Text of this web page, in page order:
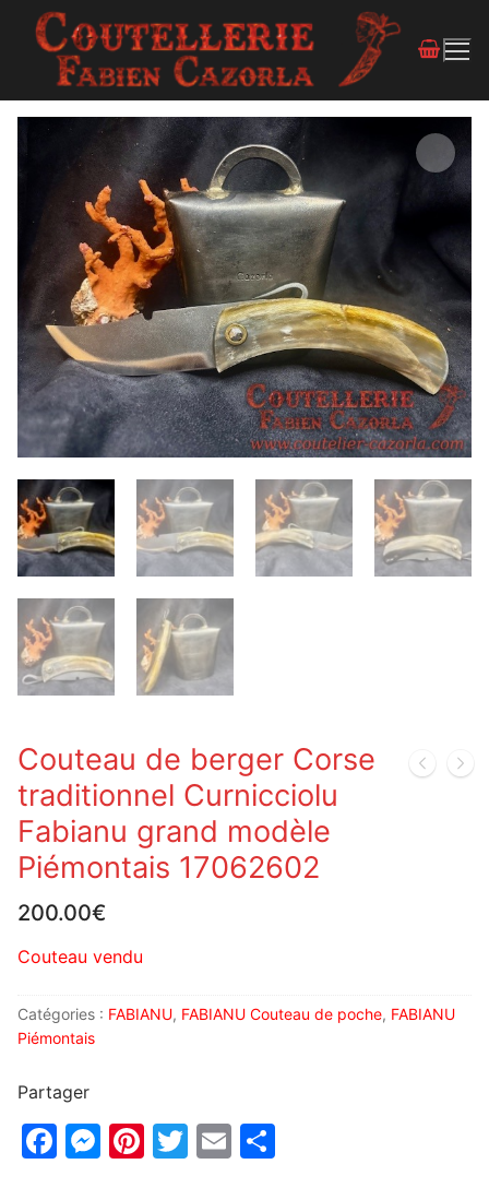
Couteau de berger Corse
traditionnel Curnicciolu
Fabianu grand modèle
Piémontais 17062602
200.00€
Couteau vendu
Catégories : FABIANU, FABIANU Couteau de poche, FABIANU
Piémontais
Partager
Facebook
Messenger
Pinterest
Twitter
Email